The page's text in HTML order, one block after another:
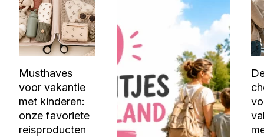
Musthaves
voor vakantie
met kinderen:
onze favoriete
reisproducten